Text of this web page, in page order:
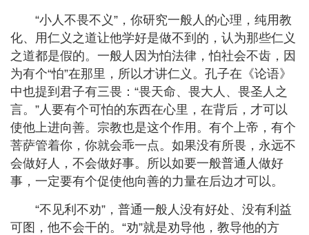
“小人不畏不义” ，你研究一般人的心理，纯用教
化、用仁义之道让他学好是做不到的，认为那些仁义
之道都是假的。一般人因为怕法律，怕社会不齿，因
为有个“怕”在那里，所以才讲仁义。孔子在《论语》
中也提到君子有三畏： “畏天命、畏大人、畏圣人之
言。 ” 人要有个可怕的东西在心里，在背后，才可以
使他上进向善。宗教也是这个作用。有个上帝，有个
菩萨管着你，你就会乖一点。如果没有所畏，永远不
会做好人，不会做好事。所以如要一般普通人做好
事，一定要有个促使他向善的力量在后边才可以。
“不见利不劝” ，普通一般人没有好处、没有利益
可图，他不会干的。 “劝”就是劝导他，教导他的方